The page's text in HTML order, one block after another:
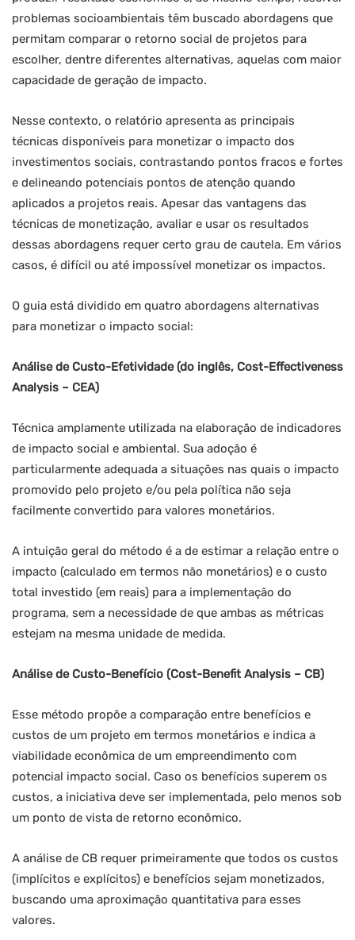
problemas socioambientais têm buscado abordagens que
permitam comparar o retorno social de projetos para
escolher, dentre diferentes alternativas, aquelas com maior
capacidade de geração de impacto.
Nesse contexto, o relatório apresenta as principais
técnicas disponíveis para monetizar o impacto dos
investimentos sociais, contrastando pontos fracos e fortes
e delineando potenciais pontos de atenção quando
aplicados a projetos reais. Apesar das vantagens das
técnicas de monetização, avaliar e usar os resultados
dessas abordagens requer certo grau de cautela. Em vários
casos, é difícil ou até impossível monetizar os impactos.
O guia está dividido em quatro abordagens alternativas
para monetizar o impacto social:
Análise de Custo-Efetividade (do inglês, Cost-Effectiveness
Analysis – CEA)
Técnica amplamente utilizada na elaboração de indicadores
de impacto social e ambiental. Sua adoção é
particularmente adequada a situações nas quais o impacto
promovido pelo projeto e/ou pela política não seja
facilmente convertido para valores monetários.
A intuição geral do método é a de estimar a relação entre o
impacto (calculado em termos não monetários) e o custo
total investido (em reais) para a implementação do
programa, sem a necessidade de que ambas as métricas
estejam na mesma unidade de medida.
Análise de Custo-Benefício (Cost-Benefit Analysis – CB)
Esse método propõe a comparação entre benefícios e
custos de um projeto em termos monetários e indica a
viabilidade econômica de um empreendimento com
potencial impacto social. Caso os benefícios superem os
custos, a iniciativa deve ser implementada, pelo menos sob
um ponto de vista de retorno econômico.
A análise de CB requer primeiramente que todos os custos
(implícitos e explícitos) e benefícios sejam monetizados,
buscando uma aproximação quantitativa para esses
valores.